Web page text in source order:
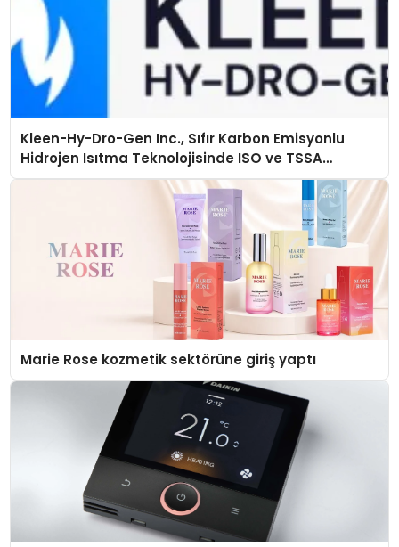
Kleen-Hy-Dro-Gen Inc., Sıfır Karbon Emisyonlu
Hidrojen Isıtma Teknolojisinde ISO ve TSSA
Düzenleyici Onaylarını Aldı
Marie Rose kozmetik sektörüne giriş yaptı